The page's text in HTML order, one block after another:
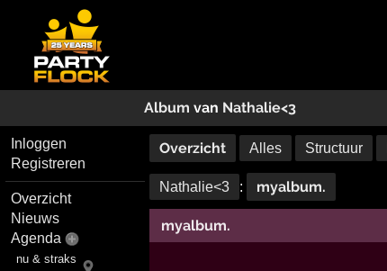
Album van Nathalie<3
Inloggen
Registreren
Overzicht
Nieuws
Agenda
nu & straks
Overzicht Alles Structuur
Nathalie<3 : myalbum.
myalbum.